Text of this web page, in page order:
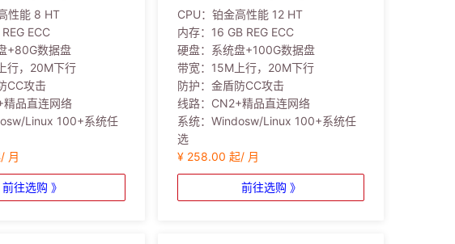
性能 8 HT
ECC
+80G数据盘
行，20M下行
CC攻击
精品直连网络
Linux 100+系统任
月
前往选购 》
CPU：铂金高性能 12 HT
内存： 16 GB REG ECC
硬盘： 系统盘+100G数据盘
带宽： 15M上行，20M下行
防护：金盾防CC攻击
线路： CN2+精品直连网络
系统：Windosw/Linux 100+系统任
选
¥ 258.00 起/ 月
前往选购 》